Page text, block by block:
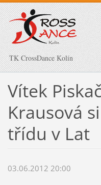
TK CrossDance Kolín
Vítek
Krausová
třídu v Lat
03.06.2012 20:00